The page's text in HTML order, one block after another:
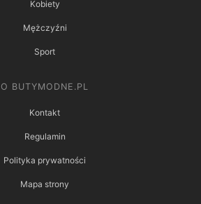
Kobiety
Mężczyźni
Sport
O BUTYMODNE.PL
Kontakt
Regulamin
Polityka prywatności
Mapa strony